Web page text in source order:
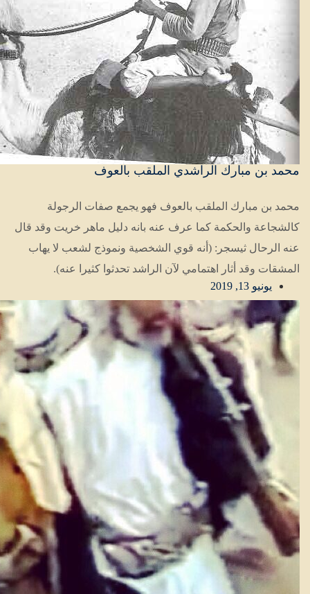
محمد بن مبارك الراشدي الملقب بالعوف
محمد بن مبارك الملقب بالعوف فهو يجمع صفات الرجولة
كالشجاعة والحكمة كما عرف عنه بانه دليل ماهر خريت وقد قال
عنه الرحال ثيسجر: (أنه قوي الشخصية ونموذج لشعب لا يهاب
المشقات وقد أثار اهتمامي لآن الراشد تحدثوا كثيرا عنه).
يونيو 13, 2019